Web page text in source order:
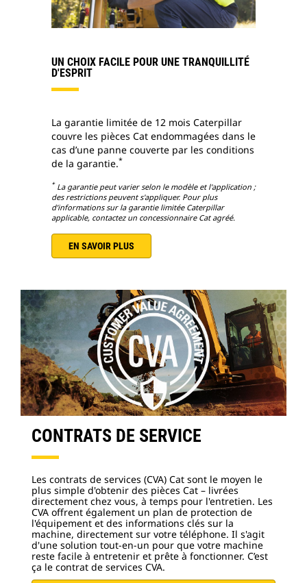
UN CHOIX FACILE POUR UNE TRANQUILLITÉ
D'ESPRIT
La garantie limitée de 12 mois Caterpillar
couvre les pièces Cat endommagées dans le
cas d’une panne couverte par les conditions
de la garantie.*
*La garantie peut varier selon le modèle et l'application ;
des restrictions peuvent s'appliquer. Pour plus
d’informations sur la garantie limitée Caterpillar
applicable, contactez un concessionnaire Cat agréé.
EN SAVOIR PLUS
CONTRATS DE SERVICE
Les contrats de services (CVA) Cat sont le moyen le
plus simple d'obtenir des pièces Cat – livrées
directement chez vous, à temps pour l'entretien. Les
CVA offrent également un plan de protection de
l'équipement et des informations clés sur la
machine, directement sur votre téléphone. Il s'agit
d'une solution tout-en-un pour que votre machine
reste facile à entretenir et prête à fonctionner. C’est
ça le contrat de services CVA.